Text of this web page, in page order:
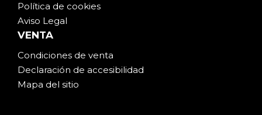
Política de cookies
Aviso Legal
VENTA
Condiciones de venta
Declaración de accesibilidad
Mapa del sitio